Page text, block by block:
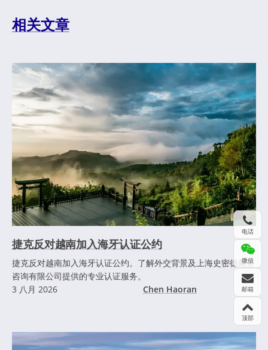
相关文章
捷克反对越南加入海牙认证公约
捷克反对越南加入海牙认证公约。了解外交背景及上海史密德商务
咨询有限公司提供的专业认证服务。
3 八月 2026
Chen Haoran
电话
微信
邮箱
顶部